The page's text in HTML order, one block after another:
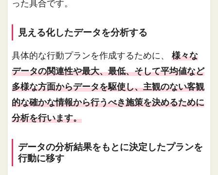
った具合です。
見える化したデータを分析する
具体的な行動プランを作成するために、様々な
データの関連性や最大、最低、そして平均値など
多様な方面からデータを駆使し、主観のない客観
的な確かな情報から行うべき施策を決めるために
分析を行います。
データの分析結果をもとに決定したプランを
行動に移す